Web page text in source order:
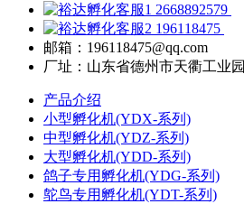
2668892579
196118475
邮箱：196118475@qq.com
厂址：山东省德州市天衢工业园
产品介绍
小型孵化机(YDX-系列)
中型孵化机(YDZ-系列)
大型孵化机(YDD-系列)
鸽子专用孵化机(YDG-系列)
鸵鸟专用孵化机(YDT-系列)